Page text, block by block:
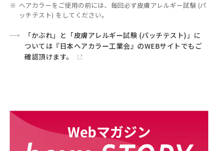
※ ヘアカラーをご使用の前には、毎回必ず皮膚アレルギー試験 (パ
ッチテスト) をしてください。
「かぶれ」と「皮膚アレルギー試験 (パッチテスト)」に
ついては『日本ヘアカラー工業会』のWEBサイトでもご
確認頂けます。